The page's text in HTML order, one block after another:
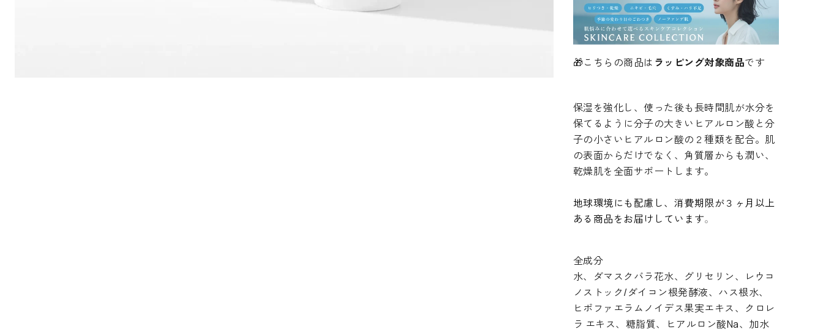
🎁こちらの商品は ラッピング対象商品です
保湿を強化し、使った後も長時間肌が水分を
保てるように分子の大きいヒアルロン酸と分
子の小さいヒアルロン酸の２種類を配合。肌
の表面からだけでなく、角質層からも潤い、
乾燥肌を全面サポートします。
地球環境にも配慮し、消費期限が３ヶ月以上
ある商品をお届けしています。
全成分
水、ダマスクバラ花水、グリセリン、レウコ
ノストック/ダイコン根発酵液、ハス根水、
ヒポファエラムノイデス果実エキス、クロレ
ラ エキス、糖脂質、ヒアルロン酸Na、加水